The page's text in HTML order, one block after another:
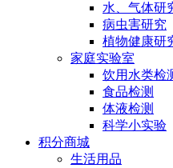
水、气体研
病虫害研究
植物健康研
家庭实验室
饮用水类检
食品检测
体液检测
科学小实验
积分商城
生活用品